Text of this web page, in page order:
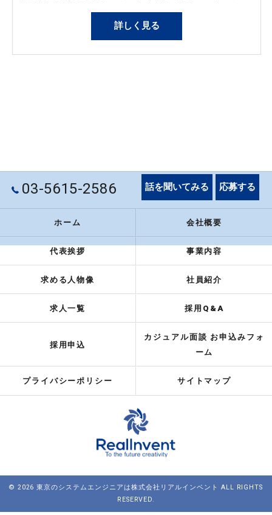
詳しく見る
03-5615-2586 話を聞いてみる 応募する
ホーム 会社概要
代表挨拶 事業内容
求める人物像 社員紹介
求人一覧 採用Q&A
採用申込
カジュアル面談 お申込みフォ
ーム
プライバシーポリシー サイトマップ
© 2026 東京のシステムエンジニアは株式会社リアルインベント ALL RIGHTS
RESERVED.